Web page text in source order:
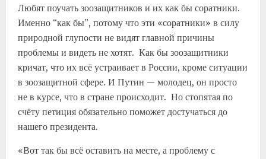
Любят поучать зоозащитников и их как бы соратники.
Именно “как бы”, потому что эти «соратники» в силу
природной глупости не видят главной причины
проблемы и видеть не хотят. Как бы зоозащитники
кричат, что их всё устраивает в России, кроме ситуации
в зоозащитной сфере. И Путин — молодец, он просто
не в курсе, что в стране происходит. Но стопятая по
счёту петиция обязательно поможет достучаться до
нашего президента.
«Вот так бы всё оставить на месте, а проблему с